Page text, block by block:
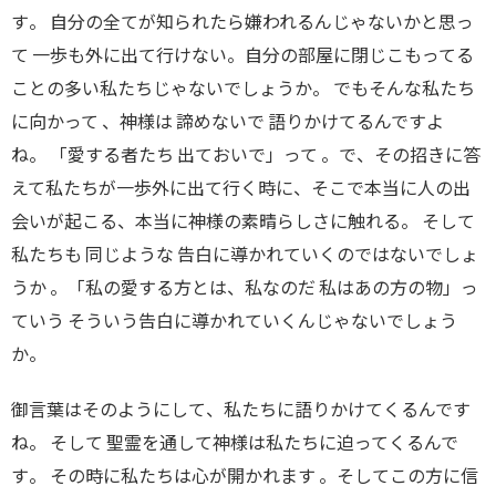
す。
自分の全てが知られたら嫌われるんじゃないかと思っ
て 一歩も外に出て行けない。
自分の部屋に閉じこもってる
ことの多い私たちじゃないでしょうか。
でもそんな私たち
に向かって 、 神様は 諦めないで 語りかけてるんですよ
ね。 「愛する者たち 出ておいで」って 。 で、
その招きに答
えて私たちが一歩外に出て行く時に、
そこで本当に人の出
会いが起こる、本当に神様の素晴らしさに触れる。
そして
私たちも 同じような 告白に導かれていくのではないでしょ
うか 。「私の愛する方と は、 私なのだ 私はあの方の物」っ
ていう そういう告白に導かれていくんじゃないでしょう
か。
御言葉はそのようにして、 私たちに語りかけてくるんです
ね。
そして 聖霊を通して神様は私たちに迫ってくるんで
す。 その時に私たちは心が開かれます 。
そしてこの方に信